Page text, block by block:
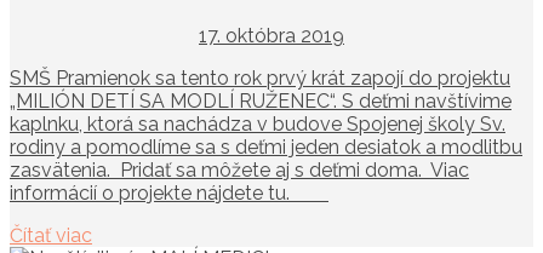
17. októbra 2019
SMŠ Pramienok sa tento rok prvý krát zapojí do projektu
„MILIÓN DETÍ SA MODLÍ RUŽENEC“. S deťmi navštívime
kaplnku, ktorá sa nachádza v budove Spojenej školy Sv.
rodiny a pomodlíme sa s deťmi jeden desiatok a modlitbu
zasvätenia. Pridať sa môžete aj s deťmi doma. Viac
informácií o projekte nájdete tu.
Čítať viac